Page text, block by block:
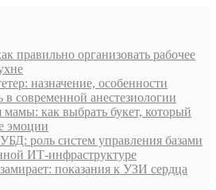
правильно организовать рабочее
назначение, особенности
современной анестезиологии
мамы: как выбрать букет, который
эмоции
роль систем управления базами
ИТ-инфраструктуре
показания к УЗИ сердца